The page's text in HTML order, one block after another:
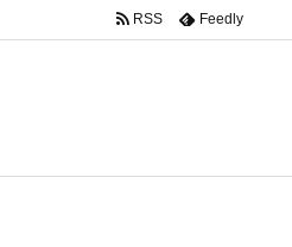
RSS Feedly